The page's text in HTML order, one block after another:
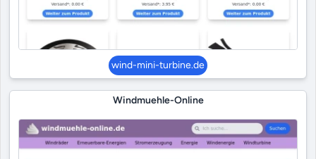
wind-mini-turbine.de
Windmuehle-Online